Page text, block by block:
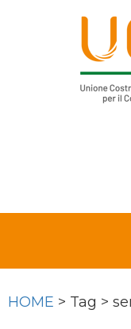
HOME > Tag >